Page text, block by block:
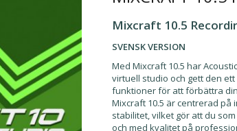
Mixcraft 10.5
SVENSK VERSION
Med Mixcraft 10.5 har
virtuell studio och gett den
funktioner för att förbättra
Mixcraft 10.5 är centrerad
stabilitet, vilket gör att du
och med kvalitet på